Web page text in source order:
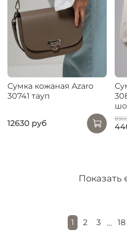
Сумка кожаная Azaro
30741 тауп
12630 руб
Показать
1 2 3 … 18